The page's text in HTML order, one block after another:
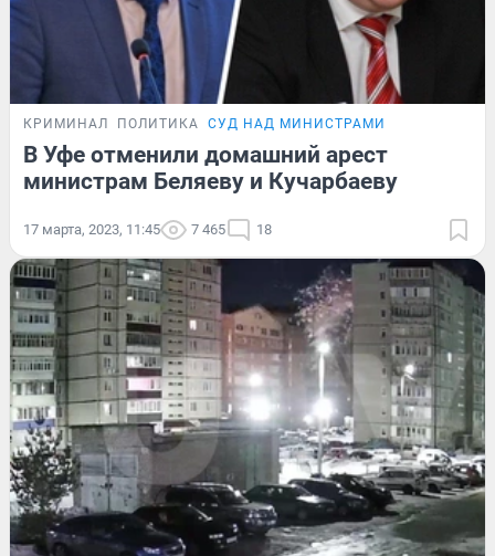
КРИМИНАЛ ПОЛИТИКА СУД НАД МИНИСТРАМИ
В Уфе отменили домашний арест
министрам Беляеву и Кучарбаеву
17 марта, 2023, 11:45 7 465 18